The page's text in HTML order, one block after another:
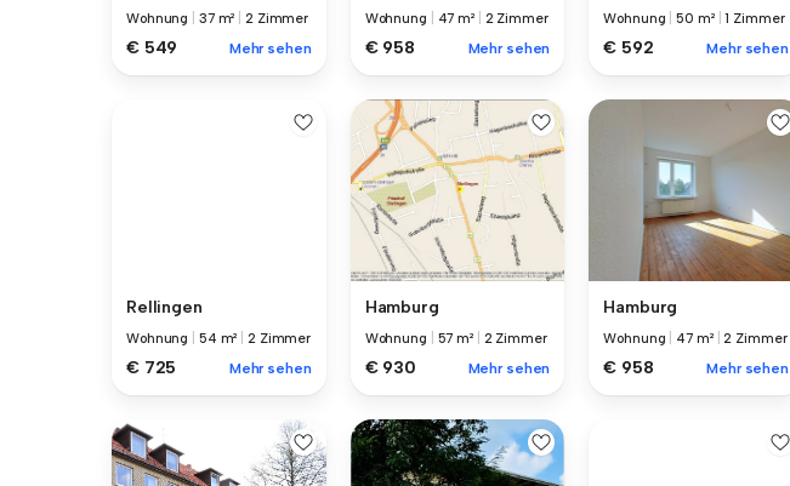
Wohnung 37 m² |2 Zimmer
€ 549 Mehr sehen
Wohnung 47 m² 2 Zimmer
€ 958 Mehr sehen
Wohnung |50 m² |1 Zimmer
€ 592 Mehr sehen
Rellingen
Wohnung 54 m² |2 Zimmer
€ 725 Mehr sehen
Hamburg
Wohnung 57 m² 2 Zimmer
€ 930 Mehr sehen
Hamburg
Wohnung 47 m² |2 Zimmer
€ 958 Mehr sehen